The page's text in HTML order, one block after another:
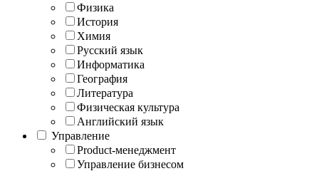
Физика
История
Химия
Русский язык
Информатика
География
Литература
Физическая культура
Английский язык
Управление
Product-менеджмент
Управление бизнесом